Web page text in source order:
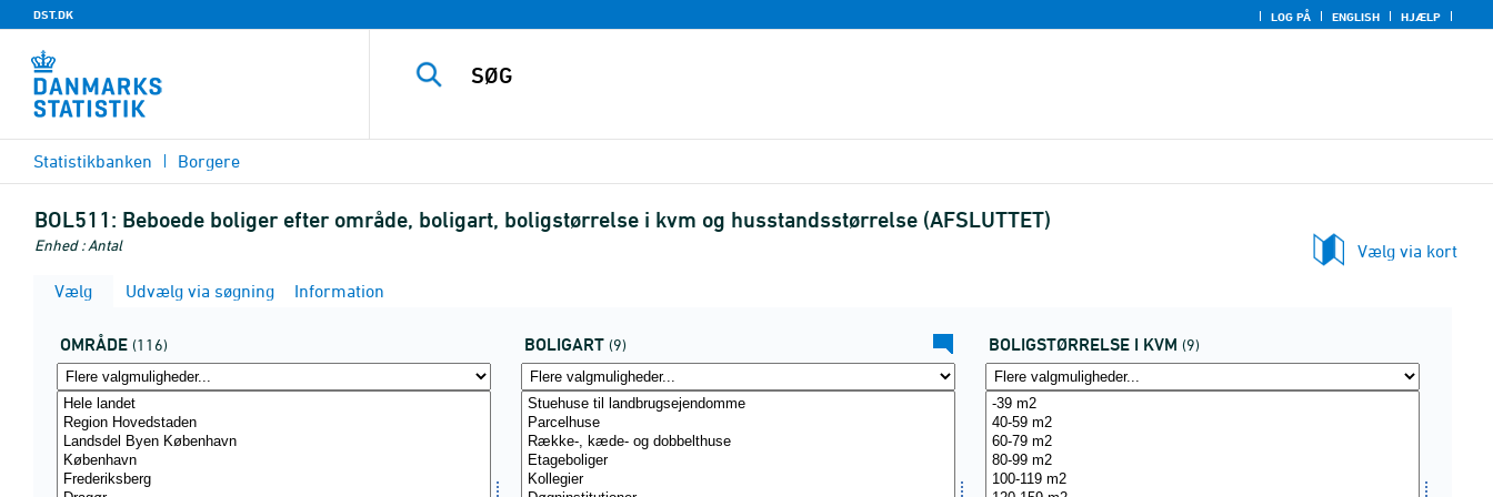
DST.DK LOG PÅ ENGLISH HJÆLP
Statistikbanken Borgere
BOL511: Beboede boliger efter område, boligart, boligstørrelse i kvm og husstandsstørrelse (AFSLUTTET)
Enhed : Antal
Vælg via kort
Vælg
Udvælg via søgning Information
OMRÅDE (116) BOLIGART (9) BOLIGSTØRRELSE I KVM (9)